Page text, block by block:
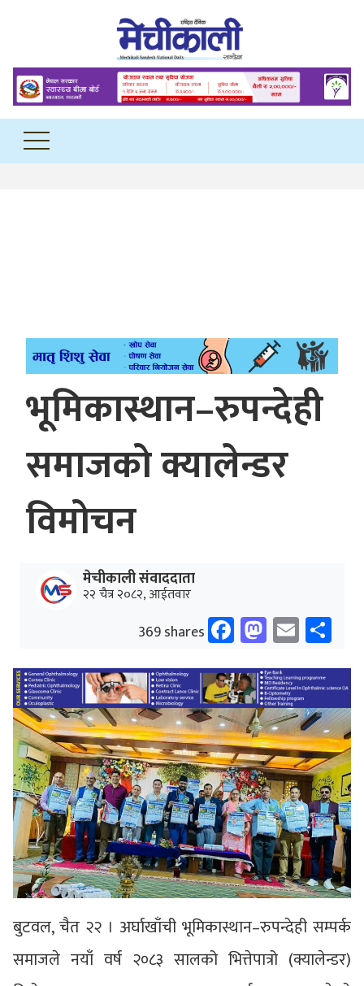
भूमिकास्थान–रुपन्देही
समाजको क्यालेन्डर
विमोचन
मेचीकाली संवाददाता
२२ चैत्र २०८२, आईतवार
369 shares Facebook
Email
बुटवल, चैत २२ । अर्घाखाँची भूमिकास्थान–रुपन्देही सम्पर्क
समाजले नयाँ वर्ष २०८३ सालको भित्तेपात्रो (क्यालेन्डर)